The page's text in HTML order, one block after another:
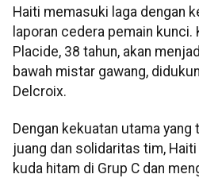
Haiti memasuki laga dengan
laporan cedera pemain
Placide, 38 tahun, akan
bawah mistar gawang,
Delcroix.
Dengan kekuatan utama
juang dan solidaritas tim,
kuda hitam di Grup C dan